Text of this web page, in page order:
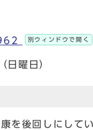
別ウィンドウで開く
日曜日）
を後回しにして